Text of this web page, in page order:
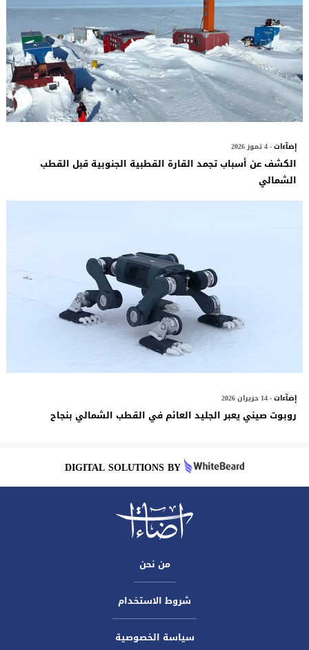
إضآءات- 4 تموز 2026
الكشف عن أسباب تجمد القارة القطبية الجنوبية قبل القطب
الشمالي
إضآءات- 14 حزيران 2026
روبوت صيني يعبر الجليد العائم في القطب الشمالي بنجاح
DIGITAL SOLUTIONS BY
من نحن
شروط الاستخدام
سياسة الخصوصية